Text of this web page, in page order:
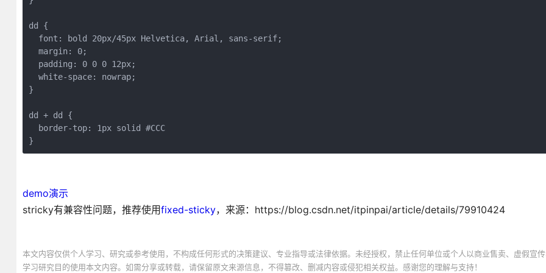
dd {
  font: bold 20px/45px Helvetica, Arial, sans-serif;
  margin: 0;
  padding: 0 0 0 12px;
  white-space: nowrap;
}
dd + dd {
  border-top: 1px solid #CCC
}
demo演示
stricky有兼容性问题，推荐使用fixed-sticky，来源：https://blog.csdn.net/itpinpai/article/details/79910424
本文内容仅供个人学习、研究或参考使用，不构成任何形式的决策建议、专业指导或法律依据。未经授权，禁止任何单位或个人以商业售卖、虚假宣
学习研究目的使用本文内容。如需分享或转载，请保留原文来源信息，不得篡改、删减内容或侵犯相关权益。感谢您的理解与支持！